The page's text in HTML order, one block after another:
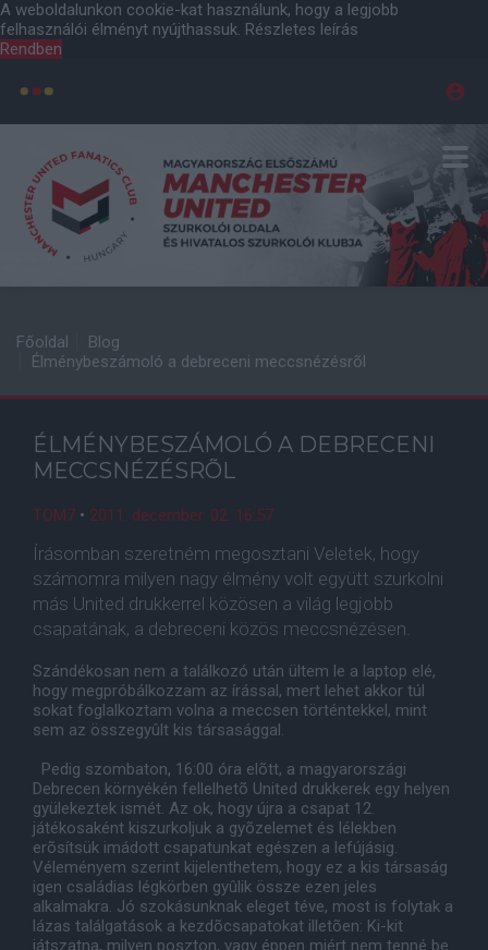
A weboldalunkon cookie-kat használunk, hogy a legjobb
felhasználói élményt nyújthassuk. Részletes leírás
Rendben
Főoldal
Blog
Élménybeszámoló a debreceni meccsnézésrõl
ÉLMÉNYBESZÁMOLÓ A DEBRECENI
MECCSNÉZÉSRÕL
TOM7 • 2011. december. 02. 16:57
Írásomban szeretném megosztani Veletek, hogy
számomra milyen nagy élmény volt együtt szurkolni
más United drukkerrel közösen a világ legjobb
csapatának, a debreceni közös meccsnézésen.
Szándékosan nem a találkozó után ültem le a laptop elé,
hogy megpróbálkozzam az írással, mert lehet akkor túl
sokat foglalkoztam volna a meccsen történtekkel, mint
sem az összegyûlt kis társasággal.
Pedig szombaton, 16:00 óra elõtt, a magyarországi
Debrecen környékén fellelhetõ United drukkerek egy helyen
gyülekeztek ismét. Az ok, hogy újra a csapat 12.
játékosaként kiszurkoljuk a gyõzelemet és lélekben
erõsítsük imádott csapatunkat egészen a lefújásig.
Véleményem szerint kijelenthetem, hogy ez a kis társaság
igen családias légkörben gyûlik össze ezen jeles
alkalmakra. Jó szokásunknak eleget téve, most is folytak a
lázas találgatások a kezdõcsapatokat illetõen: Ki-kit
játszatna, milyen poszton, vagy éppen miért nem tenné be